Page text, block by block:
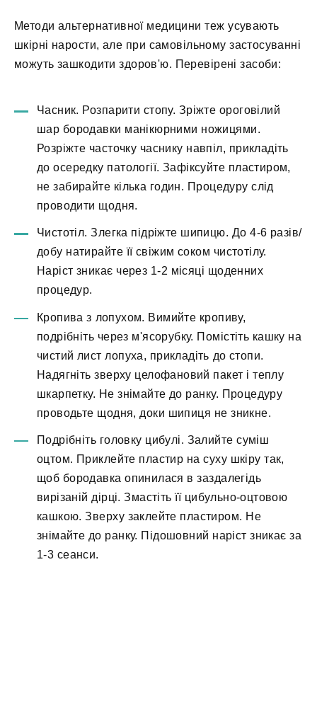
Методи альтернативної медицини теж усувають
шкірні нарости, але при самовільному застосуванні
можуть зашкодити здоров'ю. Перевірені засоби:
Часник. Розпарити стопу. Зріжте ороговілий
шар бородавки манікюрними ножицями.
Розріжте часточку часнику навпіл, прикладіть
до осередку патології. Зафіксуйте пластиром,
не забирайте кілька годин. Процедуру слід
проводити щодня.
Чистотіл. Злегка підріжте шипицю. До 4-6 разів/
добу натирайте її свіжим соком чистотілу.
Наріст зникає через 1-2 місяці щоденних
процедур.
Кропива з лопухом. Вимийте кропиву,
подрібніть через м'ясорубку. Помістіть кашку на
чистий лист лопуха, прикладіть до стопи.
Надягніть зверху целофановий пакет і теплу
шкарпетку. Не знімайте до ранку. Процедуру
проводьте щодня, доки шипиця не зникне.
Подрібніть головку цибулі. Залийте суміш
оцтом. Приклейте пластир на суху шкіру так,
щоб бородавка опинилася в заздалегідь
вирізаній дірці. Змастіть її цибульно-оцтовою
кашкою. Зверху заклейте пластиром. Не
знімайте до ранку. Підошовний наріст зникає за
1-3 сеанси.